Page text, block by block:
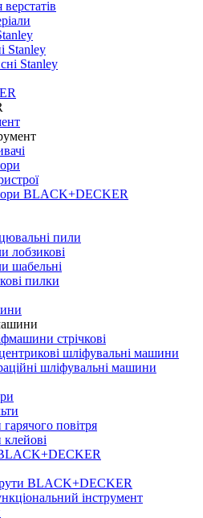
Stanley
Stanley
BLACK+DECKER
пили
лобзикові
шабельні
пилки
стрічкові
шліфувальні машини
шліфувальні машини
гарячого повітря
клейові
BLACK+DECKER
інструмент